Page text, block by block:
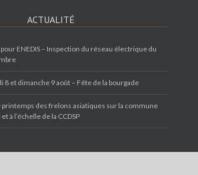
ACTUALITÉ
ENEDIS – Inspection du réseau électrique du
8 et dimanche 9 août – Fête de la bourgade
printemps des frelons asiatiques sur la commune
à l’échelle de la CCDSP